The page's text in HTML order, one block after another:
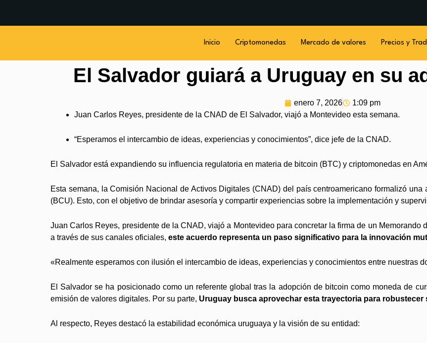
Inicio Criptomonedas Mercado de valores Precios y
El Salvador guiará a Uruguay en su
enero 7, 2026
1:09 pm
Juan Carlos Reyes, presidente de la CNAD de El Salvador, viajó a Montevideo esta semana.
“Esperamos el intercambio de ideas, experiencias y conocimientos”, dice jefe de la CNAD.
El Salvador está expandiendo su influencia regulatoria en materia de bitcoin (BTC) y criptomonedas en
Esta semana, la Comisión Nacional de Activos Digitales (CNAD) del país centroamericano formalizó
(BCU). Esto, con el objetivo de brindar asesoría y compartir experiencias sobre la implementación y
Juan Carlos Reyes, presidente de la CNAD, viajó a Montevideo para concretar la firma de un Memorando
a través de sus canales oficiales, este acuerdo representa un paso significativo para la innovación
«Realmente esperamos con ilusión el intercambio de ideas, experiencias y conocimientos entre nuestras
El Salvador se ha posicionado como un referente global tras la adopción de bitcoin como moneda de
emisión de valores digitales. Por su parte, Uruguay busca aprovechar esta trayectoria para
Al respecto, Reyes destacó la estabilidad económica uruguaya y la visión de su entidad: